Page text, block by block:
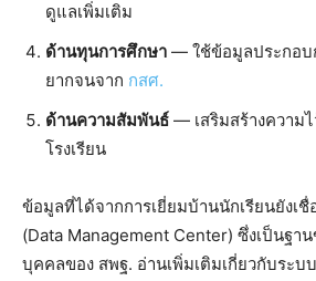
ดูแลเพิ่มเติม
ด้านทุนการศึกษา — ใช้ข้อมูลประกอบ
ยากจนจาก กสศ.
ด้านความสัมพันธ์ — เสริมสร้างความ
โรงเรียน
ข้อมูลที่ได้จากการเยี่ยมบ้านนักเรียนยังเ
(Data Management Center) ซึ่งเป็นฐา
บุคคลของ สพฐ. อ่านเพิ่มเติมเกี่ยวกับระบ